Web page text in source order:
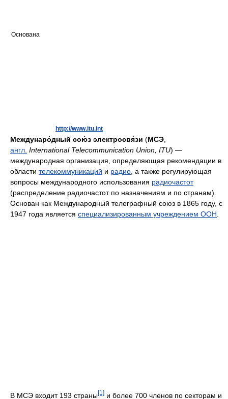
Основана
http://www.itu.int
Междунаро́дный сою́з электросвя́зи (МСЭ
англ. International Telecommunication Union, ITU) —
международная организация, определяющая рекомендации в
области телекоммуникаций и радио , а также регулирующая
вопросы международного использования радиочастот
(распределение радиочастот по назначениям и по странам).
Основан как Международный телеграфный союз в 1865 году, с
1947 года является специализированным учреждением ООН
В МСЭ входит 193 страны[1] и более 700 членов по секторам и